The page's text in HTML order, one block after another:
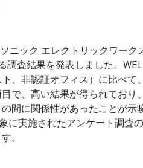
ニック エレクトリックワー
査結果を発表しました。
、非認証オフィス）に比べて
で、高い結果が得られてお
間に関係性があったことが
実施されたアンケート調査
。